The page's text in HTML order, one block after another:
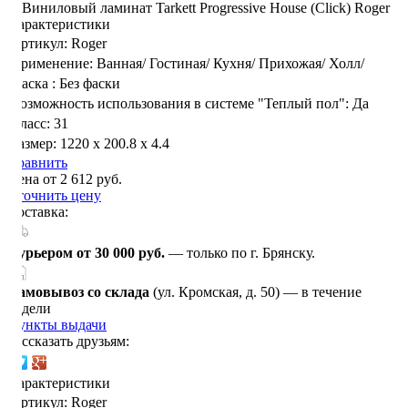
Характеристики
Артикул: Roger
Применение: Ванная/ Гостиная/ Кухня/ Прихожая/ Холл/
Фаска : Без фаски
Возможность использования в системе "Теплый пол": Да
Класс: 31
Размер: 1220 x 200.8 x 4.4
Сравнить
Цена от 2 612 руб.
Уточнить цену
Доставка:
Курьером от 30 000 руб. — только по г. Брянску.
Самовывоз со склада (ул. Кромская, д. 50) — в течение
недели
Пункты выдачи
Рассказать друзьям:
Характеристики
Артикул: Roger